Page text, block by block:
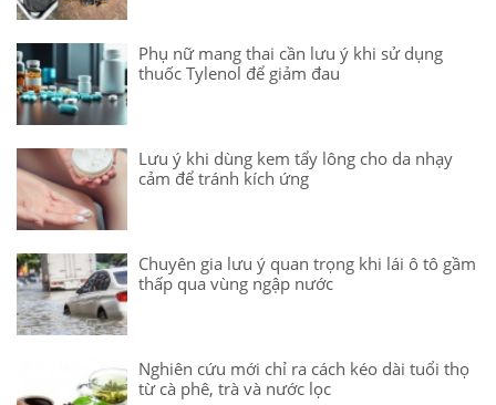
Phụ nữ mang thai cần lưu ý khi sử dụng
thuốc Tylenol để giảm đau
Lưu ý khi dùng kem tẩy lông cho da nhạy
cảm để tránh kích ứng
Chuyên gia lưu ý quan trọng khi lái ô tô gầm
thấp qua vùng ngập nước
Nghiên cứu mới chỉ ra cách kéo dài tuổi thọ
từ cà phê, trà và nước lọc